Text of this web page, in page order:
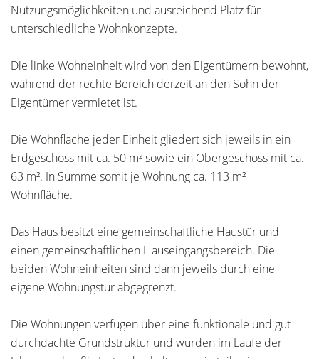
Nutzungsmöglichkeiten und ausreichend Platz für
unterschiedliche Wohnkonzepte.
Die linke Wohneinheit wird von den Eigentümern bewohnt,
während der rechte Bereich derzeit an den Sohn der
Eigentümer vermietet ist.
Die Wohnfläche jeder Einheit gliedert sich jeweils in ein
Erdgeschoss mit ca. 50 m² sowie ein Obergeschoss mit ca.
63 m². In Summe somit je Wohnung ca. 113 m²
Wohnfläche.
Das Haus besitzt eine gemeinschaftliche Haustür und
einen gemeinschaftlichen Hauseingangsbereich. Die
beiden Wohneinheiten sind dann jeweils durch eine
eigene Wohnungstür abgegrenzt.
Die Wohnungen verfügen über eine funktionale und gut
durchdachte Grundstruktur und wurden im Laufe der